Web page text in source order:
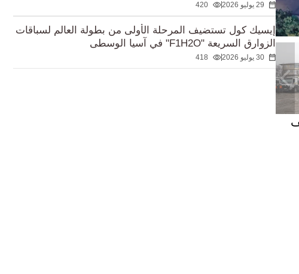
29 يوليو 2026 420
إيسيك كول تستضيف المرحلة الأولى من بطولة العالم لسباقات
الزوارق السريعة "F1H2O" في آسيا الوسطى
30 يوليو 2026 418